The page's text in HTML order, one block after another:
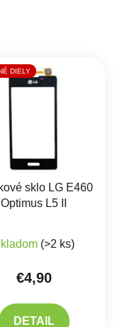
DIELY
sklo LG E460
Optimus L5 II
(>2 ks)
€4,90
DETAIL